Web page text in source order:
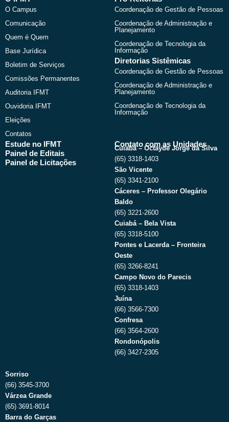
o
k
O Campus
Comunicação
Quem é Quem
Base Jurídica
Boletim de Serviços
Comissões Permanentes
Auditoria IFMT
Ouvidoria IFMT
Eleições
Contatos
Coordenação de Gestão de Pessoas
Coordenação de Administração e
Planejamento
Coordenação de Tecnologia da
Informação
Diretorias Sistêmicas
Coordenação de Gestão de Pessoas
Coordenação de Administração e
Planejamento
Coordenação de Tecnologia da
Informação
Estude no IFMT
Painel de Editais
Painel de Licitações
Contato com as Unidades
Cuiabá – Octayde Jorge da Silva
(65) 3318-1403
São Vicente
(65) 3341-2100
Cáceres – Professor Olegário
Baldo
(65) 3221-2600
Cuiabá – Bela Vista
(65) 3318-5100
Pontes e Lacerda – Fronteira
Oeste
(65) 3266-8241
Campo Novo do Parecis
(65) 3318-1403
Juína
(66) 3566-7300
Confresa
(66) 3564-2600
Rondonópolis
(66) 3427-2305
Sorriso
(66) 3545-3700
Várzea Grande
(65) 3691-8014
Barra do Garças